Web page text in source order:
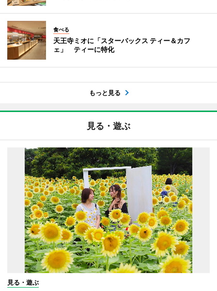
食べる
天王寺ミオに「スターバックス ティー＆カフ
ェ」 ティーに特化
もっと見る
見る・遊ぶ
見る・遊ぶ